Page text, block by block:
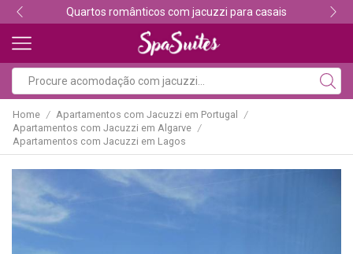
Descubra os melhores alojamentos com jacuzzi
Home / Apartamentos com Jacuzzi em Portugal /
Apartamentos com Jacuzzi em Algarve /
Apartamentos com Jacuzzi em Lagos